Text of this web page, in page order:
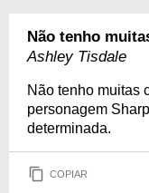
Não tenho
Ashley Tisdale
Não tenho muitas
personagem
determinada.
COPIAR